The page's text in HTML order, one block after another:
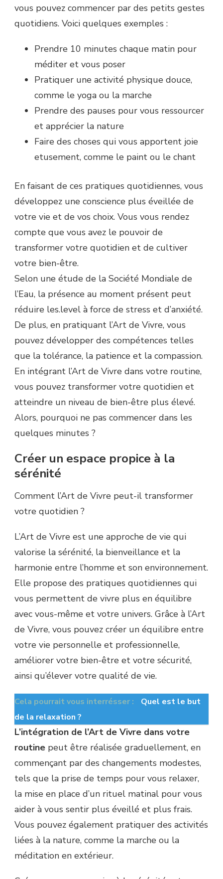
vous pouvez commencer par des petits gestes
quotidiens. Voici quelques exemples :
Prendre 10 minutes chaque matin pour
méditer et vous poser
Pratiquer une activité physique douce,
comme le yoga ou la marche
Prendre des pauses pour vous ressourcer
et apprécier la nature
Faire des choses qui vous apportent joie
etusement, comme le paint ou le chant
En faisant de ces pratiques quotidiennes, vous
développez une conscience plus éveillée de
votre vie et de vos choix. Vous vous rendez
compte que vous avez le pouvoir de
transformer votre quotidien et de cultiver
votre bien-être.
Selon une étude de la Société Mondiale de
l’Eau, la présence au moment présent peut
réduire les.level à force de stress et d’anxiété.
De plus, en pratiquant l’Art de Vivre, vous
pouvez développer des compétences telles
que la tolérance, la patience et la compassion.
En intégrant l’Art de Vivre dans votre routine,
vous pouvez transformer votre quotidien et
atteindre un niveau de bien-être plus élevé.
Alors, pourquoi ne pas commencer dans les
quelques minutes ?
Créer un espace propice à la
sérénité
Comment l’Art de Vivre peut-il transformer
votre quotidien ?
L’Art de Vivre est une approche de vie qui
valorise la sérénité, la bienveillance et la
harmonie entre l’homme et son environnement.
Elle propose des pratiques quotidiennes qui
vous permettent de vivre plus en équilibre
avec vous-même et votre univers. Grâce à l’Art
de Vivre, vous pouvez créer un équilibre entre
votre vie personnelle et professionnelle,
améliorer votre bien-être et votre sécurité,
ainsi qu’élever votre qualité de vie.
Cela pourrait vous interrésser :
Quel est le but
de la relaxation ?
L’intégration de l’Art de Vivre dans votre
routine peut être réalisée graduellement, en
commençant par des changements modestes,
tels que la prise de temps pour vous relaxer,
la mise en place d’un rituel matinal pour vous
aider à vous sentir plus éveillé et plus frais.
Vous pouvez également pratiquer des activités
liées à la nature, comme la marche ou la
méditation en extérieur.